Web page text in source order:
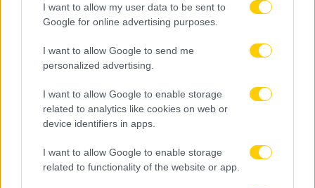
I want to allow my user data to be sent to
Google for online advertising purposes.
I want to allow Google to send me
personalized advertising.
I want to allow Google to enable storage
related to analytics like cookies on web or
device identifiers in apps.
I want to allow Google to enable storage
related to functionality of the website or app.
08.08.2026, 22:45